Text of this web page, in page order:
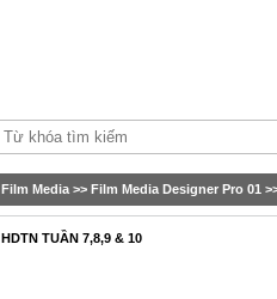
Film Media >> Film Media Designer Pro 01
HDTN TUẦN 7,8,9 & 10